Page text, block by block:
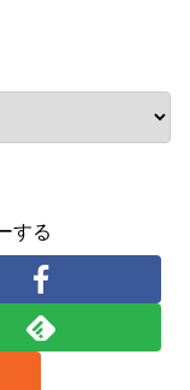
する